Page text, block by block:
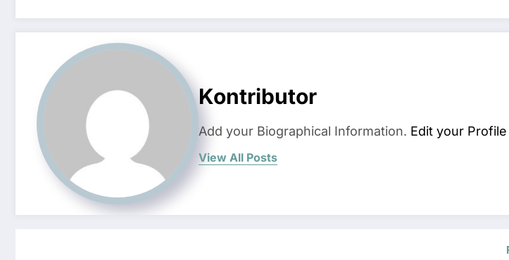
Kontributor
Add your Biographical Information. Edit your Profile
View All Posts